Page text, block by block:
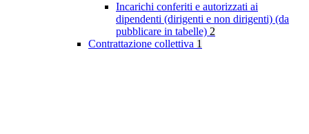
Incarichi conferiti e autorizzati ai
dipendenti (dirigenti e non dirigenti) (da
pubblicare in tabelle) 2
Contrattazione collettiva 1